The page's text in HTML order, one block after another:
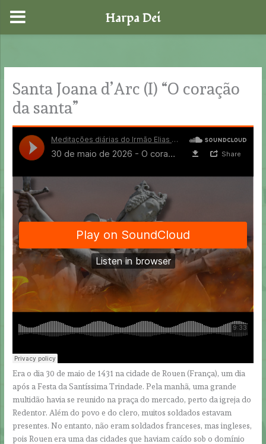
content
Santa Joana d’Arc (I) “O coração
da santa”
Era o dia 30 de maio de 1431 na cidade de Rouen (França), um dia
após a Festa da Santíssima Trindade. Pela manhã, uma grande
multidão havia se reunido na praça do mercado, perto da igreja do
Redentor. Além do povo e do clero, muitos soldados estavam
presentes. No entanto, não eram soldados franceses, mas ingleses,
pois Rouen era uma das cidades que haviam caído sob o domínio
Harpa Dei